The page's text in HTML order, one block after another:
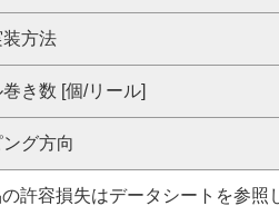
方法
巻き数 [個/リール]
グ方向
許容損失はデータシートを参照